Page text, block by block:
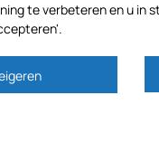
75010
te verbeteren en u in